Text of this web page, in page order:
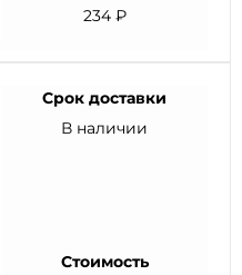
234 ₽
Срок доставки
В наличии
Стоимость